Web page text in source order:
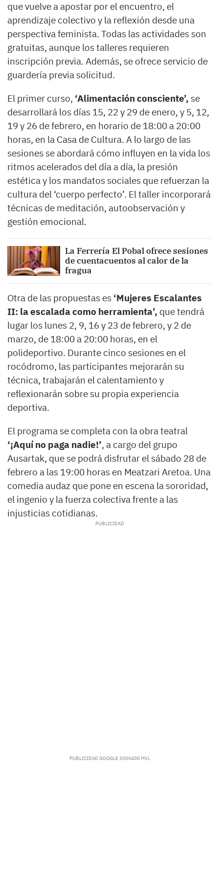
que vuelve a apostar por el encuentro, el
aprendizaje colectivo y la reflexión desde una
perspectiva feminista. Todas las actividades son
gratuitas, aunque los talleres requieren
inscripción previa. Además, se ofrece servicio de
guardería previa solicitud.
El primer curso, ‘Alimentación consciente’, se
desarrollará los días 15, 22 y 29 de enero, y 5, 12,
19 y 26 de febrero, en horario de 18:00 a 20:00
horas, en la Casa de Cultura. A lo largo de las
sesiones se abordará cómo influyen en la vida los
ritmos acelerados del día a día, la presión
estética y los mandatos sociales que refuerzan la
cultura del ‘cuerpo perfecto’. El taller incorporará
técnicas de meditación, autoobservación y
gestión emocional.
La Ferrería El Pobal ofrece sesiones
de cuentacuentos al calor de la
fragua
Otra de las propuestas es ‘Mujeres Escalantes
II: la escalada como herramienta’, que tendrá
lugar los lunes 2, 9, 16 y 23 de febrero, y 2 de
marzo, de 18:00 a 20:00 horas, en el
polideportivo. Durante cinco sesiones en el
rocódromo, las participantes mejorarán su
técnica, trabajarán el calentamiento y
reflexionarán sobre su propia experiencia
deportiva.
El programa se completa con la obra teatral
‘¡Aquí no paga nadie!’, a cargo del grupo
Ausartak, que se podrá disfrutar el sábado 28 de
febrero a las 19:00 horas en Meatzari Aretoa. Una
comedia audaz que pone en escena la sororidad,
el ingenio y la fuerza colectiva frente a las
injusticias cotidianas.